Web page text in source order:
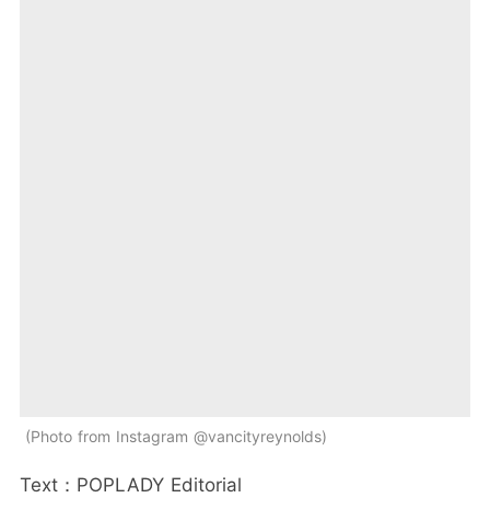
Photo from Instagram @vancityreynolds
Text：POPLADY Editorial